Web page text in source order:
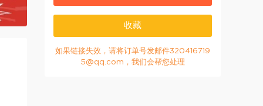
收藏
如果链接失效，请将订单号发邮件320416719
5@qq.com，我们会帮您处理